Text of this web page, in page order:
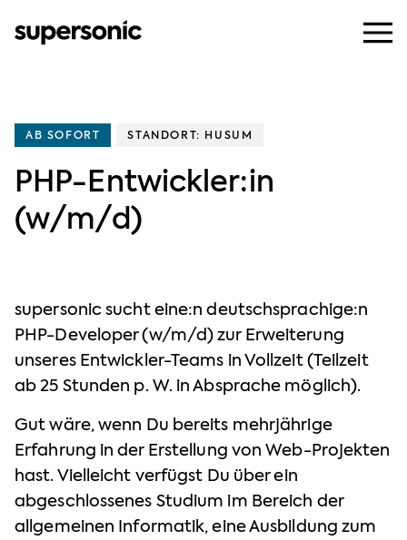
AB SOFORT STANDORT: HUSUM
PHP-Entwickler:in
(w/m/d)
supersonic sucht eine:n deutschsprachige:n
PHP-Developer (w/m/d) zur Erweiterung
unseres Entwickler-Teams in Vollzeit (Teilzeit
ab 25 Stunden p. W. in Absprache möglich).
Gut wäre, wenn Du bereits mehrjährige
Erfahrung in der Erstellung von Web-Projekten
hast. Vielleicht verfügst Du über ein
abgeschlossenes Studium im Bereich der
allgemeinen Informatik, eine Ausbildung zum